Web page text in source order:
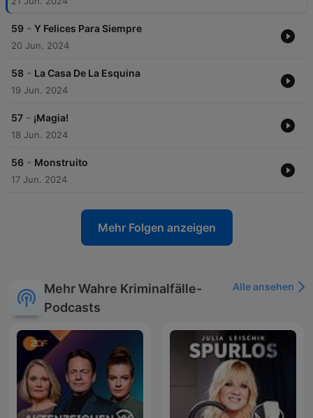
59 - Y Felices Para Siempre
20 Jun. 2024
58 - La Casa De La Esquina
19 Jun. 2024
57 - ¡Magia!
18 Jun. 2024
56 - Monstruito
17 Jun. 2024
Mehr Folgen anzeigen
Mehr Wahre Kriminalfälle-
Podcasts
Alle ansehen